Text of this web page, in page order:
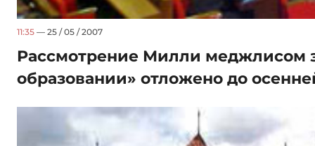
11:35 — 25 / 05 / 2007
Рассмотрение Милли меджлисом
образовании» отложено до